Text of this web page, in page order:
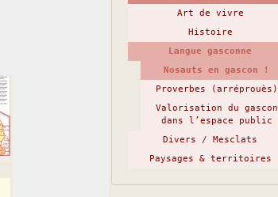
Art de vivre
Histoire
Langue gasconne
Nosauts en gascon !
Proverbes (arréprouès)
Valorisation du gascon
dans l’espace public
Divers / Mesclats
Paysages & territoires